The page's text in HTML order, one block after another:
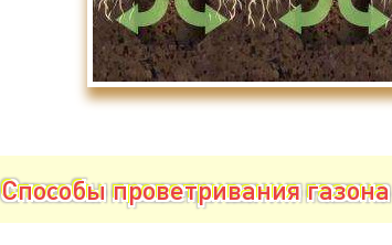
Способы проветривания газона